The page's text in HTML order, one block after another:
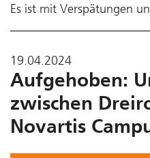
Es ist mit Verspätungen
19.04.2024
Aufgehoben:
zwischen
Novartis